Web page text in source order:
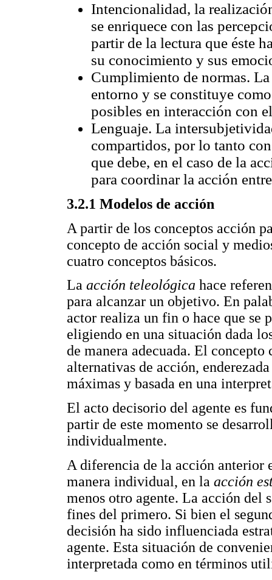
Intencionalidad, la
se enriquece con las
partir de la lectura que éste
su conocimiento y sus
Cumplimiento de normas.
entorno y se constituye
posibles en interacción con
Lenguaje. La
compartidos, por lo tanto
que debe, en el caso de la
para coordinar la acción
3.2.1 Modelos de acción
A partir de los conceptos acción
concepto de acción social y
cuatro conceptos básicos.
La acción teleológica hace
para alcanzar un objetivo. En
actor realiza un fin o hace que se
eligiendo en una situación dada
de manera adecuada. El
alternativas de acción,
máximas y basada en una
El acto decisorio del agente es
partir de este momento se
individualmente.
A diferencia de la acción anterior
manera individual, en la acción
menos otro agente. La acción del
fines del primero. Si bien el
decisión ha sido influenciada
agente. Esta situación de
interpretada como en términos